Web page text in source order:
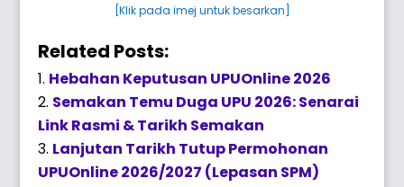
[Klik pada imej untuk besarkan]
Related Posts:
Hebahan Keputusan UPUOnline 2026
Semakan Temu Duga UPU 2026: Senarai
Link Rasmi & Tarikh Semakan
Lanjutan Tarikh Tutup Permohonan
UPUOnline 2026/2027 (Lepasan SPM)